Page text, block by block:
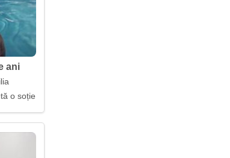
ani
o soție